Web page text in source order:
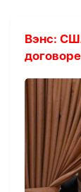
Вэнс: